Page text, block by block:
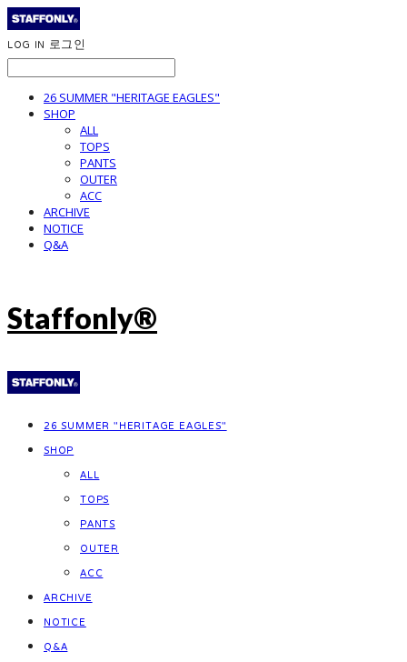
LOG IN 로그인
26 SUMMER "HERITAGE EAGLES"
SHOP
ALL
TOPS
PANTS
OUTER
ACC
ARCHIVE
NOTICE
Q&A
Staffonly®
26 SUMMER "HERITAGE EAGLES"
SHOP
ALL
TOPS
PANTS
OUTER
ACC
ARCHIVE
NOTICE
Q&A